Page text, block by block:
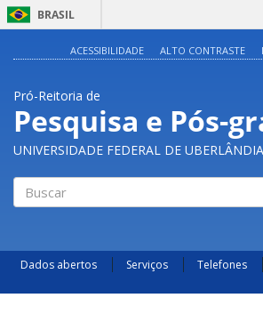
BRASIL
ACESSIBILIDADE ALTO CONTRASTE
Pró-Reitoria de
Pesquisa e Pós-
UNIVERSIDADE FEDERAL DE UBERLÂNDIA
Dados abertos Serviços Telefones